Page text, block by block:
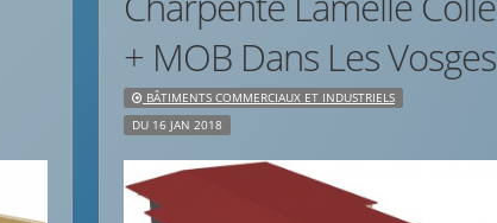
+ MOB Dans Les Vosges
BÂTIMENTS COMMERCIAUX ET INDUSTRIELS
DU 16 JAN 2018